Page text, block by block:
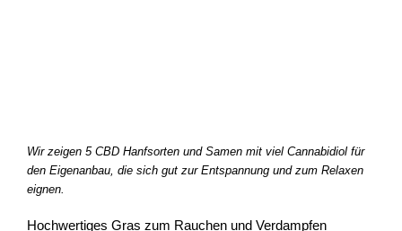
Wir zeigen 5 CBD Hanfsorten und Samen mit viel Cannabidiol für
den Eigenanbau, die sich gut zur Entspannung und zum Relaxen
eignen.
Hochwertiges Gras zum Rauchen und Verdampfen